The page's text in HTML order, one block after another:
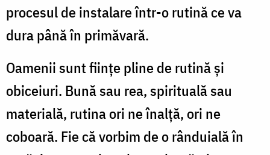
procesul de instalare într-o rutină ce va
dura până în primăvară.
Oamenii sunt ființe pline de rutină și
obiceiuri. Bună sau rea, spirituală sau
materială, rutina ori ne înalță, ori ne
coboară. Fie că vorbim de o rânduială în